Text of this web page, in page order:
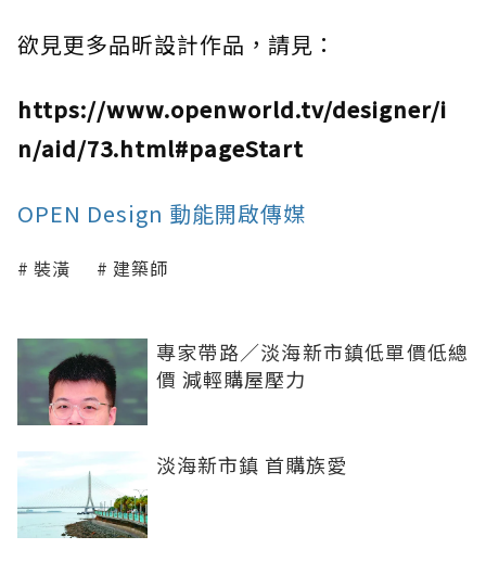
欲見更多品昕設計作品，請見：
https://www.openworld.tv/designer/i
n/aid/73.html#pageStart
OPEN Design 動能開啟傳媒
裝潢 建築師
專家帶路／淡海新市鎮低單價低總
價 減輕購屋壓力
淡海新市鎮 首購族愛